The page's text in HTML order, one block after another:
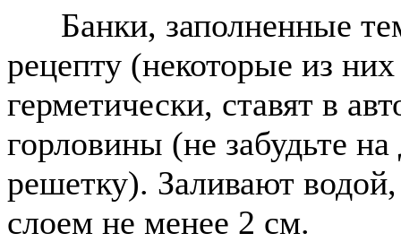
Банки, заполненные
рецепту (некоторые из
герметически, ставят в
горловины (не забудьте
решетку). Заливают
слоем не менее 2 см.